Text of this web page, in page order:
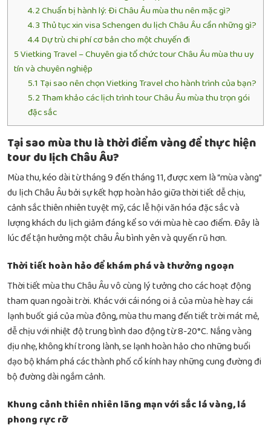
4.2Chuẩn bị hành lý: Đi Châu Âu mùa thu nên mặc gì?
4.3Thủ tục xin visa Schengen du lịch Châu Âu cần những gì?
4.4Dự trù chi phí cơ bản cho một chuyến đi
5Vietking Travel – Chuyên gia tổ chức tour Châu Âu mùa thu uy
tín và chuyên nghiệp
5.1 Tại sao nên chọn Vietking Travel cho hành trình của bạn?
5.2Tham khảo các lịch trình tour Châu Âu mùa thu trọn gói
đặc sắc
Tại sao mùa thu là thời điểm vàng để thực hiện
tour du lịch Châu Âu?
Mùa thu, kéo dài từ tháng 9 đến tháng 11, được xem là “mùa vàng”
du lịch Châu Âu bởi sự kết hợp hoàn hảo giữa thời tiết dễ chịu,
cảnh sắc thiên nhiên tuyệt mỹ, các lễ hội văn hóa đặc sắc và
lượng khách du lịch giảm đáng kể so với mùa hè cao điểm. Đây là
lúc để tận hưởng một châu Âu bình yên và quyến rũ hơn.
Thời tiết hoàn hảo để khám phá và thưởng ngoạn
Thời tiết mùa thu Châu Âu vô cùng lý tưởng cho các hoạt động
tham quan ngoài trời. Khác với cái nóng oi ả của mùa hè hay cái
lạnh buốt giá của mùa đông, mùa thu mang đến tiết trời mát mẻ,
dễ chịu với nhiệt độ trung bình dao động từ 8-20°C. Nắng vàng
dịu nhẹ, không khí trong lành, se lạnh hoàn hảo cho những buổi
dạo bộ khám phá các thành phố cổ kính hay những cung đường đi
bộ đường dài ngắm cảnh.
Khung cảnh thiên nhiên lãng mạn với sắc lá vàng, lá
phong rực rỡ